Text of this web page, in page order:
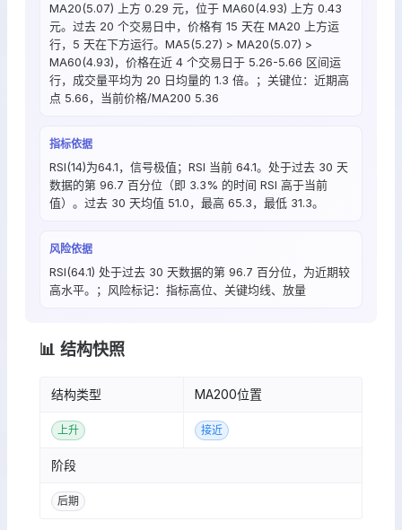
MA20(5.07) 上方 0.29 元，位于 MA60(4.93) 上方 0.43
元。过去 20 个交易日中，价格有 15 天在 MA20 上方运
行，5 天在下方运行。MA5(5.27) > MA20(5.07) >
MA60(4.93)，价格在近 4 个交易日于 5.26-5.66 区间运
行，成交量平均为 20 日均量的 1.3 倍。；关键位：近期高
点 5.66，当前价格/MA200 5.36
指标依据
RSI(14)为64.1，信号极值；RSI 当前 64.1。处于过去 30 天
数据的第 96.7 百分位（即 3.3% 的时间 RSI 高于当前
值）。过去 30 天均值 51.0，最高 65.3，最低 31.3。
风险依据
RSI(64.1) 处于过去 30 天数据的第 96.7 百分位，为近期较
高水平。；风险标记：指标高位、关键均线、放量
📊 结构快照
结构类型 MA200位置
上升 接近
阶段
后期